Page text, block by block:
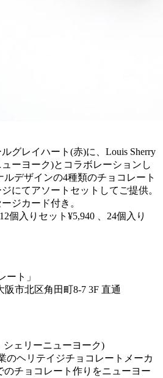
グレイハート(赤)に、Louis Sherry
ーヨーク)とコラボレーションし
デザインの4種類のチョコレート
にてアソートセットしてご提供。
ジカード付き。
個入りセット¥5,940 、24個入り
ート」
阪市北区角田町8-7 3F 直通
シェリーニューヨーク)
のヘリテイジチョコレートメーカ
のチョコレート作りをニューヨー